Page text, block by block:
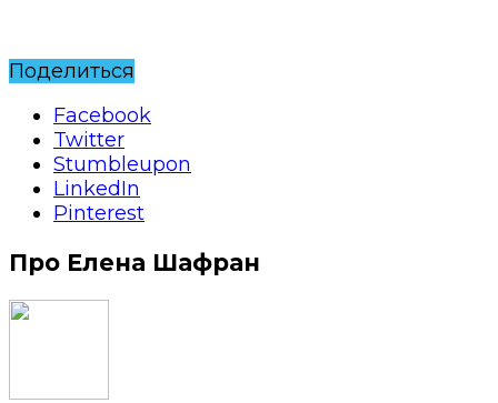
Поделиться
Facebook
Twitter
Stumbleupon
LinkedIn
Pinterest
Про Елена Шафран